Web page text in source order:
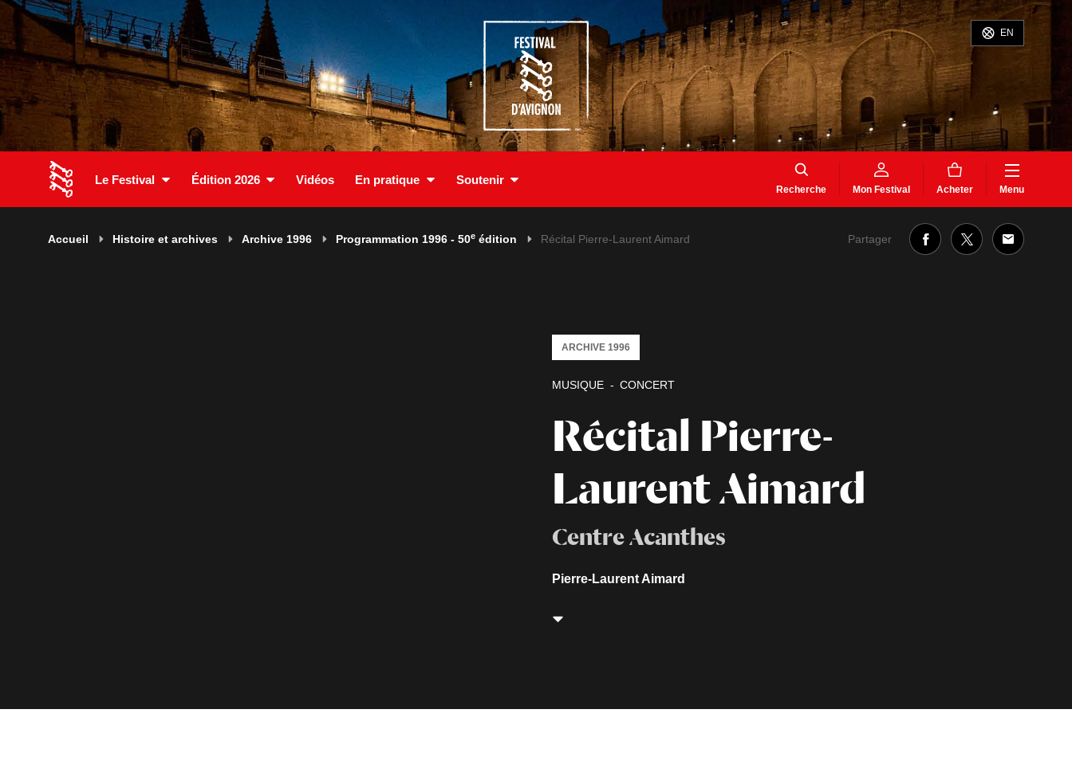
EN
Le Festival Édition 2026 Vidéos En pratique Soutenir
Recherche Mon Festival Acheter Menu
Accueil Histoire et archives Archive 1996 Programmation 1996 - 50e édition Récital Pierre-Laurent Aimard Partager
Récital Pierre-
Laurent Aimard
Centre Acanthes
MUSIQUE CONCERT
ARCHIVE 1996
Pierre-Laurent Aimard